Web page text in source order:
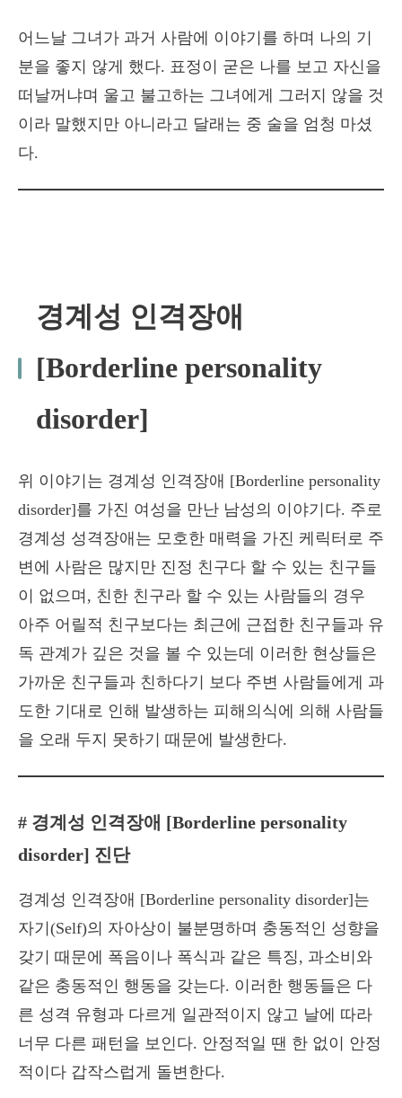
어느날 그녀가 과거 사람에 이야기를 하며 나의 기
분을 좋지 않게 했다. 표정이 굳은 나를 보고 자신을
떠날꺼냐며 울고 불고하는 그녀에게 그러지 않을 것
이라 말했지만 아니라고 달래는 중 술을 엄청 마셨
다.
경계성 인격장애
[Borderline personality
disorder]
위 이야기는 경계성 인격장애 [Borderline personality
disorder]를 가진 여성을 만난 남성의 이야기다. 주로
경계성 성격장애는 모호한 매력을 가진 케릭터로 주
변에 사람은 많지만 진정 친구다 할 수 있는 친구들
이 없으며, 친한 친구라 할 수 있는 사람들의 경우
아주 어릴적 친구보다는 최근에 근접한 친구들과 유
독 관계가 깊은 것을 볼 수 있는데 이러한 현상들은
가까운 친구들과 친하다기 보다 주변 사람들에게 과
도한 기대로 인해 발생하는 피해의식에 의해 사람들
을 오래 두지 못하기 때문에 발생한다.
# 경계성 인격장애 [Borderline personality
disorder] 진단
경계성 인격장애 [Borderline personality disorder]는
자기(Self)의 자아상이 불분명하며 충동적인 성향을
갖기 때문에 폭음이나 폭식과 같은 특징, 과소비와
같은 충동적인 행동을 갖는다. 이러한 행동들은 다
른 성격 유형과 다르게 일관적이지 않고 날에 따라
너무 다른 패턴을 보인다. 안정적일 땐 한 없이 안정
적이다 갑작스럽게 돌변한다.